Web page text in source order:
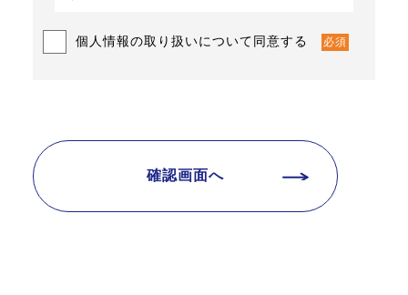
に関する情報であって、当該情報に含まれる
氏名、生年月日、住所、電話番号、連絡先そ
の他の記述等により特定の個人を識別できる
個人情報の取り扱いについて同意する 必須